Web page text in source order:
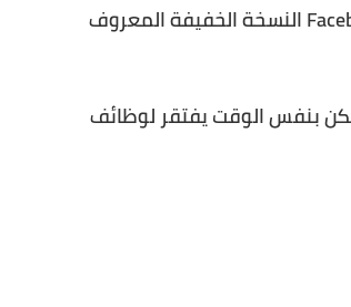
“البطارية والمعالج” وحاولت الشركة التقليل من ذلك بطرحها لتطبيق Facebook النسخة الخفيفة المعروف
لكن بنفس الوقت يفتقر لوظائف